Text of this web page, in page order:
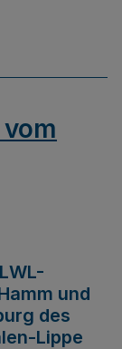
und
des
Lippe